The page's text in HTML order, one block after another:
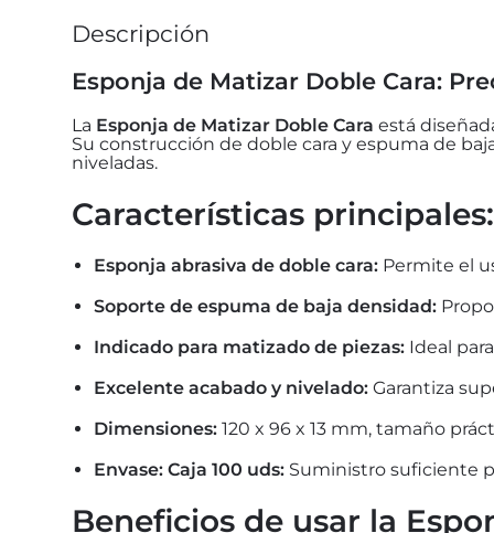
Descripción
Esponja de Matizar Doble Cara:
La Esponja de Matizar Doble Cara está
Su construcción de doble cara y espuma de
niveladas.
Características principales:
Esponja abrasiva de doble cara:Permite el
Soporte de espuma de baja densidad:
Indicado para matizado de piezas:Ideal
Excelente acabado y nivelado:Garantiza
Dimensiones:120 x 96 x 13 mm, tamaño
Envase: Caja 100 uds:Suministro suficiente
Beneficios de usar la